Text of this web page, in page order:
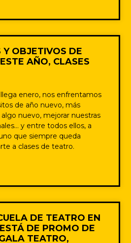
Y OBJETIVOS DE
AÑO, CLASES
enero, nos enfrentamos
de año nuevo, más
nuevo, mejorar nuestras
y entre todos ellos, a
que siempre queda
a clases de teatro.
DE TEATRO EN
DE PROMO DE
TEATRO,